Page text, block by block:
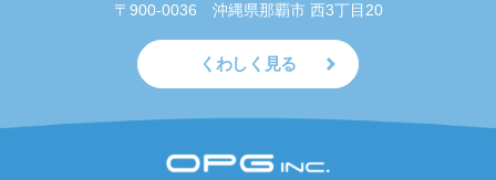
〒900-0036 沖縄県那覇市 西3丁目20
くわしく見る